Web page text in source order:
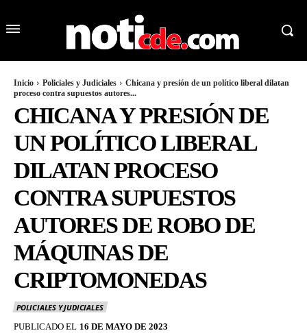
Inicio Policiales y Judiciales
Chicana y presión de un político liberal dilatan
proceso contra supuestos autores...
CHICANA Y PRESIÓN DE
UN POLÍTICO LIBERAL
DILATAN PROCESO
CONTRA SUPUESTOS
AUTORES DE ROBO DE
MÁQUINAS DE
CRIPTOMONEDAS
POLICIALES Y JUDICIALES
PUBLICADO EL 16 DE MAYO DE 2023